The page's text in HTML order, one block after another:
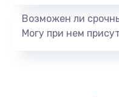
Возможен ли
Могу при нем